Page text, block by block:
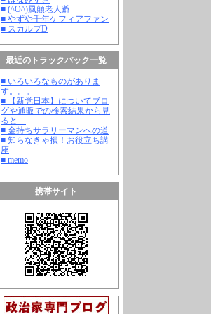
■ (^O^)風顛老人爺
■ やずや千年ケフィアファン
■ スカルプD
最近のトラックバック一覧
■ いろいろなものがありま
す。。。
■ 【新党日本】についてブロ
グや通販での検索結果から見
ると…
■ 金持ちサラリーマンへの道
■ 知らなきゃ損！お役立ち講
座
■ memo
携帯サイト